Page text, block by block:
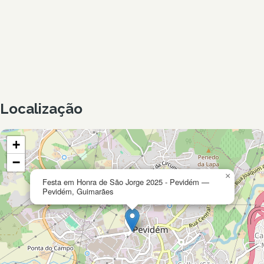
Localização
Festa em Honra de São Jorge 2025 - Pevidém —
Pevidém, Guimarães
×
+
−